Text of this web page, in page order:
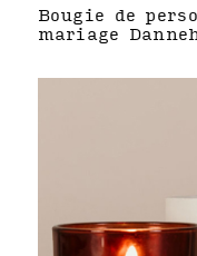
Bougie de
mariage